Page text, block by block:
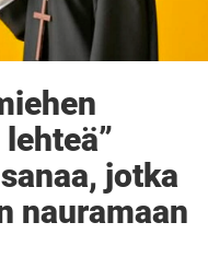
jotka
nauramaan